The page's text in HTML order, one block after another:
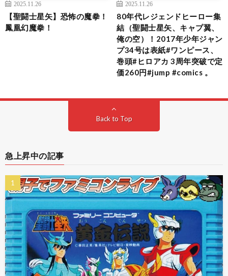
2025.11.26
【聖闘士星矢】恐怖の魔拳！
鳳凰幻魔拳！
2025.11.26
80年代レジェンドヒーロー集
結（聖闘士星矢、キャプ翼、
俺の空）！2017年少年ジャン
プ34号は表紙#ワンピース、
巻頭#ヒロアカ 3周年突破で定
価260円#jump #comics 。
Back to Top
急上昇中の記事